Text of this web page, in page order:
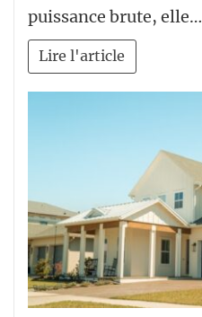
puissance brute, elle…
Lire l'article